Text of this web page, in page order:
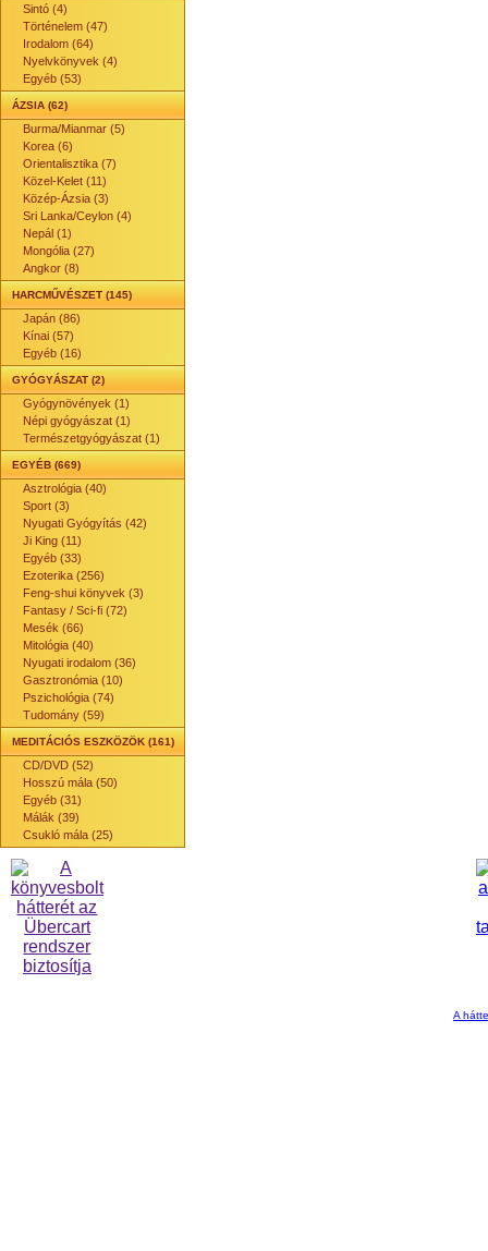
Sintó (4)
Történelem (47)
Irodalom (64)
Nyelvkönyvek (4)
Egyéb (53)
ÁZSIA (62)
Burma/Mianmar (5)
Korea (6)
Orientalisztika (7)
Közel-Kelet (11)
Közép-Ázsia (3)
Sri Lanka/Ceylon (4)
Nepál (1)
Mongólia (27)
Angkor (8)
HARCMŰVÉSZET (145)
Japán (86)
Kínai (57)
Egyéb (16)
GYÓGYÁSZAT (2)
Gyógynövények (1)
Népi gyógyászat (1)
Természetgyógyászat (1)
EGYÉB (669)
Asztrológia (40)
Sport (3)
Nyugati Gyógyítás (42)
Ji King (11)
Egyéb (33)
Ezoterika (256)
Feng-shui könyvek (3)
Fantasy / Sci-fi (72)
Mesék (66)
Mitológia (40)
Nyugati irodalom (36)
Gasztronómia (10)
Pszichológia (74)
Tudomány (59)
MEDITÁCIÓS ESZKÖZÖK (161)
CD/DVD (52)
Hosszú mála (50)
Egyéb (31)
Málák (39)
Csukló mála (25)
A